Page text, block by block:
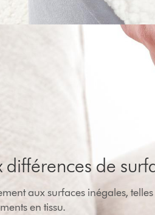
de
aux surfaces inégales,
en tissu.